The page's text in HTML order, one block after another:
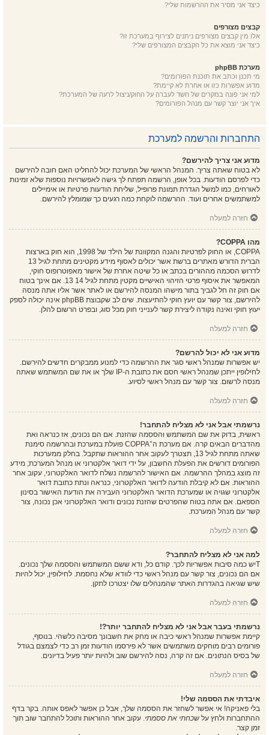
כיצד אני מסיר את ההרשמות שלי?
קבצים מצורפים
אלו מין קבצים מצורפים ניתנים לצירוף במערכת זו?
כיצד אני מוצא את כל הקבצים המצורפים שלי?
מערכת phpBB
מי תכנן וכתב את תוכנת הפורומים?
מדוע אפשרות כזו או אחרת לא קיימת?
למי אני פונה במקרים של חשד לעברה על החוק/ניצול לרעה של המערכת?
איך אני יוצר קשר עם מנהל הפורומים?
התחברות והרשמה למערכת
מדוע אני צריך להירשם?
לא בטוח שאתה צריך. המנהל הראשי של המערכת יכול להחליט האם חובה להירשם
כדי לפרסם הודעות. בכל אופן, הרשמה תפתח לך גישה לאפשרויות נוספות שלא זמינות
לאורחים, כמו למשל הגדרת תמונת פרופיל, שליחת הודעות פרטיות או אימיילים
למשתמשים אחרים ועוד. ההרשמה לוקחת כמה רגעים כך שמומלץ להירשם.
חזרה למעלה
מהו COPPA?
COPPA, או החוק לפרטיות והגנה המקוונת של הילד של 1998, הוא חוק בארצות
הברית הדורש מאתרים ברשת אשר יכולים לאסוף מידע מקטינים מתחת לגיל 13
לדרוש הסכמה מההורים בכתב או כל שיטה אחרת של אישור מאפוטרופוס חוקי,
המאפשר את איסוף פרטי הזיהוי האישיים מקטין מתחת לגיל 14 13. אם אינך בטוח
אם חוק זה חל לגביך בתור מישהו המנסה להירשם או לאתר אשר אליו אתה מנסה
להירשם, צור קשר עם יועץ חוקי להתיעצות. שים לב שקבוצת phpBB אינה יכולה לספק
יעוץ חוקי ואינה נקודה ליצירת קשר לענייני חוק מכל סוג, ובפרט הרשום להלן.
חזרה למעלה
מדוע אני לא יכול להרשם?
יש אפשרות שמנהל ראשי סגר את ההרשמה כדי למנוע ממבקרים חדשים להירשם.
לחילופין ייתכן שמנהל ראשי חסם את כתובת ה-IP שלך או את שם המשתמש שאתה
מנסה לרשום. צור קשר עם מנהל ראשי לסיוע.
חזרה למעלה
נרשמתי אבל אני לא מצליח להתחבר!
ראשית, בדוק את שם המשתמש והססמה שהזנת. אם הם נכונים, אז כנראה ואת
מהדברים הבאים קרה. אם מערכת ה־COPPA פועלת במערכת ובהרשמה סימנת
שאתה מתחת לגיל 13, תצטרך לעקוב אחר ההוראות שתקבל. בחלק ממערכות
הפורומים דורשים את הפעלת החשבון, על ידי דואר אלקטרוני או מנהל המערכת; מידע
זה מוצג במהלך ההרשמה. אם האישור להרשמה נשלח לדואר האלקטרוני, עקוב אחר
ההוראות. אם לא קיבלת הודעה לדואר האלקטרוני, כנראה ונתת כתובת דואר
אלקטרוני שגויה או שמערכת הדואר האלקטרוני העבירה את הודעת האישור בסינון
הספאם. אם אתה בטוח שהפרטים שהזנת נכונים ודואר האלקטרוני אכן נכונה, צור
קשר עם מנהל המערכת.
חזרה למעלה
למה אני לא מצליח להתחבר?
Tיש כמה סיבות אפשריות לכך. קודם כל, ודא ששם המשתמש והססמה שלך נכונים.
אם הם נכונים, צור קשר עם מנהל ראשי כדי לוודא שלא נחסמת. לחילופין, יכול להיות
שיש שגיאה בהגדרות האתר שהמנהלים שלו יצטרכו לתקן.
חזרה למעלה
נרשמתי בעבר אבל אני לא מצליח להתחבר יותר?!
קיימת אפשרות שמנהל ראשי כיבה או מחק את חשבונך מסיבה כלשהי. בנוסף,
פורומים רבים מוחקים משתמשים אשר לא פירסמו הודעות זמן רב כדי לצמצם בגודל
של בסיס הנתונים. אם זה קרה, נסה להירשם שוב ולהיות יותר פעיל בדיונים.
חזרה למעלה
איבדתי את הססמה שלי!
בלי פאניקה! אי אפשר לשחזר את הססמה שלך, אבל כן אפשר לאפס אותה. בקר בדף
ההתחברות ולחץ על שכחתי את ססמתי. עקוב אחר ההוראות ותוכל להתחבר שוב תוך
זמן קצר.